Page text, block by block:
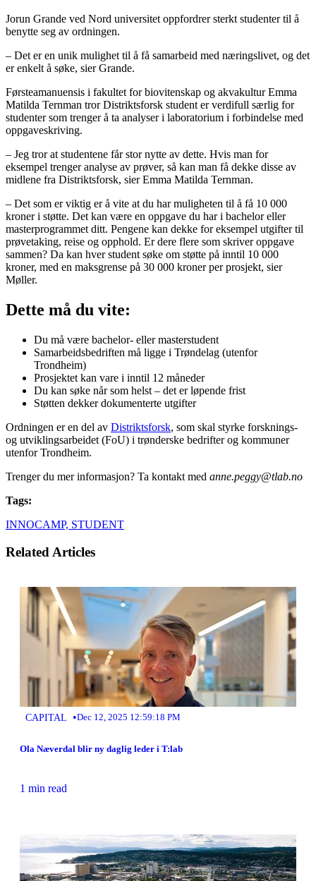
Jorun Grande ved Nord universitet oppfordrer sterkt studenter til å
benytte seg av ordningen.
– Det er en unik mulighet til å få samarbeid med næringslivet, og det
er enkelt å søke, sier Grande.
Førsteamanuensis i fakultet for biovitenskap og akvakultur Emma
Matilda Ternman tror Distriktsforsk student er verdifull særlig for
studenter som trenger å ta analyser i laboratorium i forbindelse med
oppgaveskriving.
– Jeg tror at studentene får stor nytte av dette. Hvis man for
eksempel trenger analyse av prøver, så kan man få dekke disse av
midlene fra Distriktsforsk, sier Emma Matilda Ternman.
– Det som er viktig er å vite at du har muligheten til å få 10 000
kroner i støtte. Det kan være en oppgave du har i bachelor eller
masterprogrammet ditt. Pengene kan dekke for eksempel utgifter til
prøvetaking, reise og opphold. Er dere flere som skriver oppgave
sammen? Da kan hver student søke om støtte på inntil 10 000
kroner, med en maksgrense på 30 000 kroner per prosjekt, sier
Møller.
Dette må du vite:
Du må være bachelor- eller masterstudent
Samarbeidsbedriften må ligge i Trøndelag (utenfor
Trondheim)
Prosjektet kan vare i inntil 12 måneder
Du kan søke når som helst – det er løpende frist
Støtten dekker dokumenterte utgifter
Ordningen er en del av Distriktsforsk, som skal styrke forsknings-
og utviklingsarbeidet (FoU) i trønderske bedrifter og kommuner
utenfor Trondheim.
Trenger du mer informasjon? Ta kontakt med anne.peggy@tlab.no
Tags:
INNOCAMP, STUDENT
Related Articles
CAPITAL •Dec 12, 2025 12:59:18 PM
Ola Næverdal blir ny daglig leder i T:lab
1 min read